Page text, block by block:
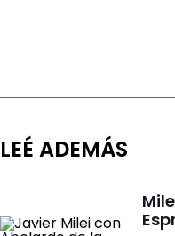
LEÉ ADEMÁS